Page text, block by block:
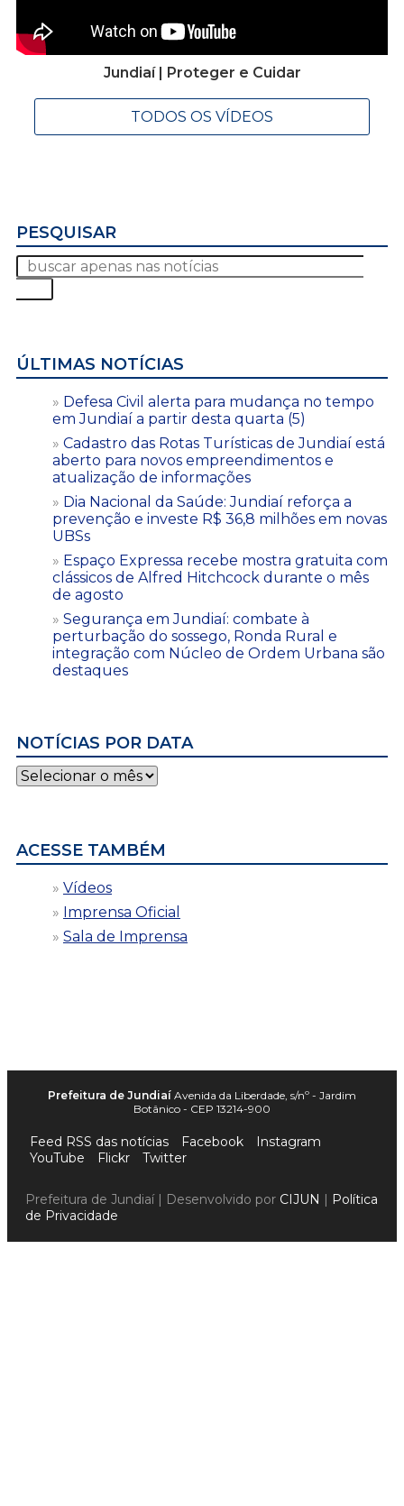
Jundiaí | Proteger e Cuidar
TODOS OS VÍDEOS
PESQUISAR
ÚLTIMAS NOTÍCIAS
Defesa Civil alerta para mudança no tempo
em Jundiaí a partir desta quarta (5)
Cadastro das Rotas Turísticas de Jundiaí está
aberto para novos empreendimentos e
atualização de informações
Dia Nacional da Saúde: Jundiaí reforça a
prevenção e investe R$ 36,8 milhões em novas
UBSs
Espaço Expressa recebe mostra gratuita com
clássicos de Alfred Hitchcock durante o mês
de agosto
Segurança em Jundiaí: combate à
perturbação do sossego, Ronda Rural e
integração com Núcleo de Ordem Urbana são
destaques
NOTÍCIAS POR DATA
Notícias
por
ACESSE TAMBÉM
Vídeos
Imprensa Oficial
Sala de Imprensa
Prefeitura de Jundiaí Avenida da Liberdade, s/nº - Jardim
Botânico - CEP 13214-900
Feed RSS das notícias Facebook
Instagram
YouTube
Flickr Twitter
Prefeitura de Jundiaí | Desenvolvido por CIJUN
Política
de Privacidade